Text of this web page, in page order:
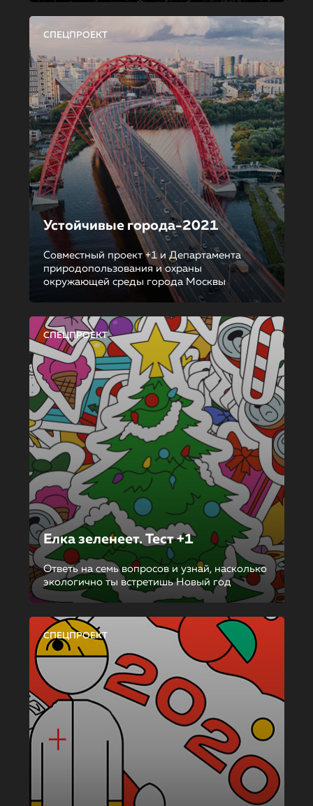
СПЕЦПРОЕКТ
Устойчивые города-2021
Совместный проект +1 и Департамента
природопользования и охраны
окружающей среды города Москвы
СПЕЦПРОЕКТ
Елка зеленеет. Тест +1
Ответь на семь вопросов и узнай, насколько
экологично ты встретишь Новый год
СПЕЦПРОЕКТ